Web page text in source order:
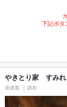
下記ボタ
やきとり家 すみ
居酒屋 調布